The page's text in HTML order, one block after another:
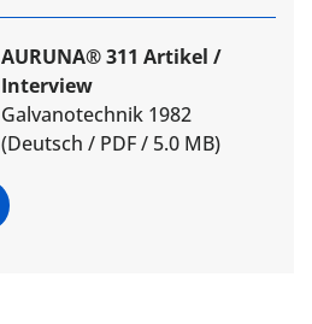
AURUNA® 311 Artikel /
Interview
Galvanotechnik 1982
(Deutsch / PDF / 5.0 MB)